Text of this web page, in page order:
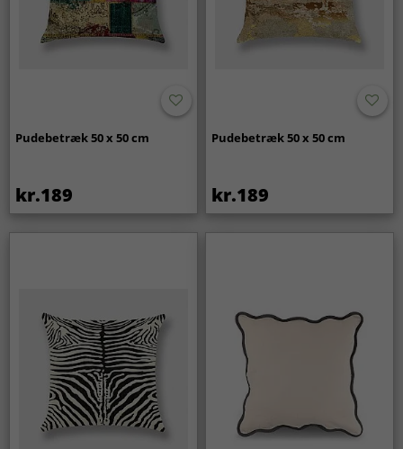
Pudebetræk 50 x 50 cm
kr.189
Pudebetræk 50 x 50 cm
kr.189